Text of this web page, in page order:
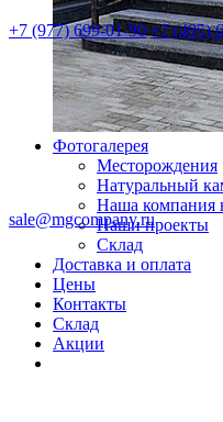
Фотогалерея
Месторождения
Натуральный
Наша компания
Наши проекты
Склад
Доставка и оплата
Цены
Контакты
Склад
Акции
+7 (977) 699-01-90 +7 (495)
sale@mgcompany.ru